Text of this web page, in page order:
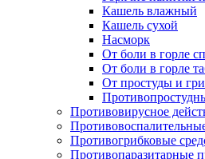
Кашель влажный
Кашель сухой
Насморк
От боли в горле
От боли в горле
От простуды и
Противовирусное
Противогрибковые
Противопаразитарные